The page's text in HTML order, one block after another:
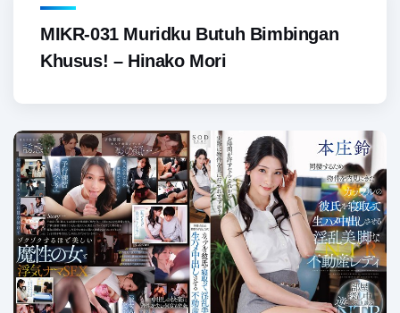
MIKR-031 Muridku Butuh Bimbingan
Khusus! – Hinako Mori